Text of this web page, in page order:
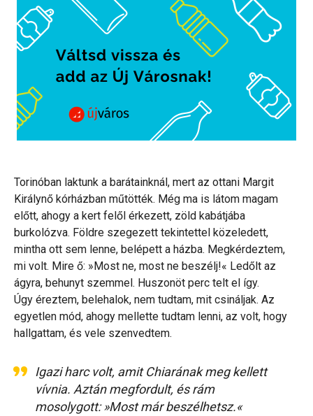
Torinóban laktunk a barátainknál, mert az ottani Margit
Királynő kórházban műtötték. Még ma is látom magam
előtt, ahogy a kert felől érkezett, zöld kabátjába
burkolózva. Földre szegezett tekintettel közeledett,
mintha ott sem lenne, belépett a házba. Megkérdeztem,
mi volt. Mire ő: »Most ne, most ne beszélj!« Ledőlt az
ágyra, behunyt szemmel. Huszonöt perc telt el így.
Úgy éreztem, belehalok, nem tudtam, mit csináljak. Az
egyetlen mód, ahogy mellette tudtam lenni, az volt, hogy
hallgattam, és vele szenvedtem.
Igazi harc volt, amit Chiarának meg kellett
vívnia. Aztán megfordult, és rám
mosolygott: »Most már beszélhetsz.«